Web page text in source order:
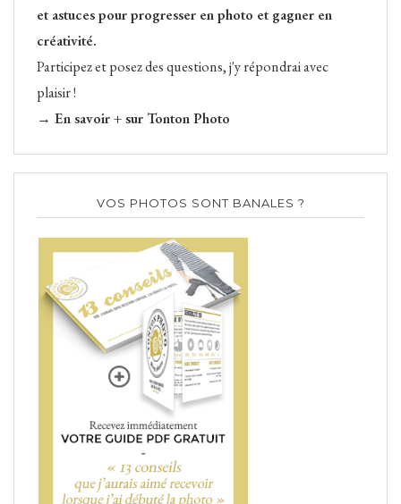
et astuces pour progresser en photo et gagner en
créativité.
Participez et posez des questions, j'y répondrai avec
plaisir !
→ En savoir + sur Tonton Photo
VOS PHOTOS SONT BANALES ?